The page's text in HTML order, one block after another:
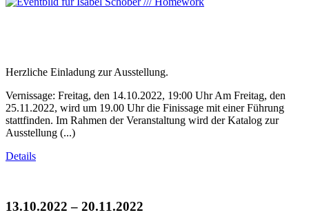
Herzliche Einladung zur Ausstellung.
Vernissage: Freitag, den 14.10.2022, 19:00 Uhr Am Freitag, den
25.11.2022, wird um 19.00 Uhr die Finissage mit einer Führung
stattfinden. Im Rahmen der Veranstaltung wird der Katalog zur
Ausstellung (...)
Details
13.10.2022 – 20.11.2022